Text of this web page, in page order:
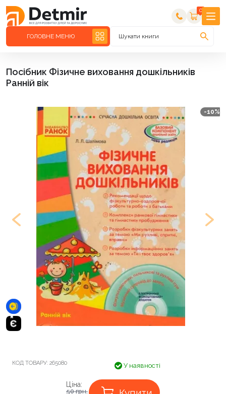
0
ГОЛОВНЕ МЕНЮ Шукати книги
Посібник Фізичне виховання дошкільників
Ранній вік
-10%
КОД ТОВАРУ: 265080 У наявності
Ціна:
50грн.